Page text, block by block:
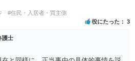
買うとしたら，という条件をしっかり
借り続けるか，というのはどちらにも
ので価値判断の問題といえそうです。
#住民・入居者・買主側
役にたった 3
護士